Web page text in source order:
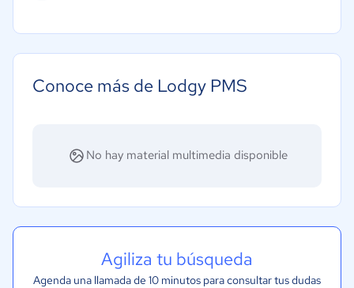
Conoce más de Lodgy PMS
No hay material multimedia disponible
Agiliza tu búsqueda
Agenda una llamada de 10 minutos para consultar tus dudas